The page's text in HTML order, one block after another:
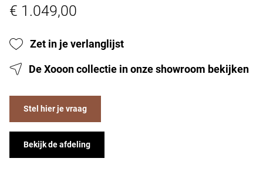
€ 1.049,00
Zet in je verlanglijst
De Xooon collectie in onze showroom bekijken
Stel hier je vraag
Bekijk de afdeling